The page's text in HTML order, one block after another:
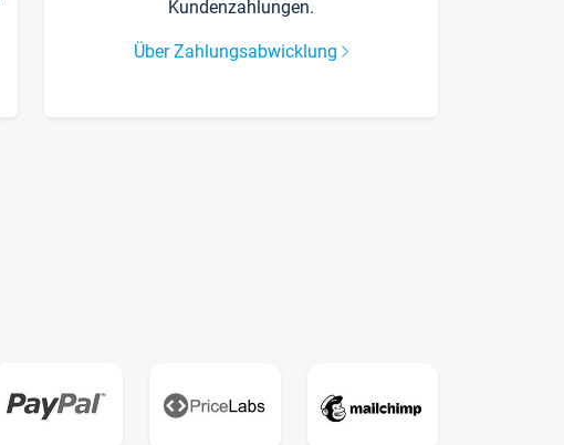
Kundenzahlungen.
Über Zahlungsabwicklung